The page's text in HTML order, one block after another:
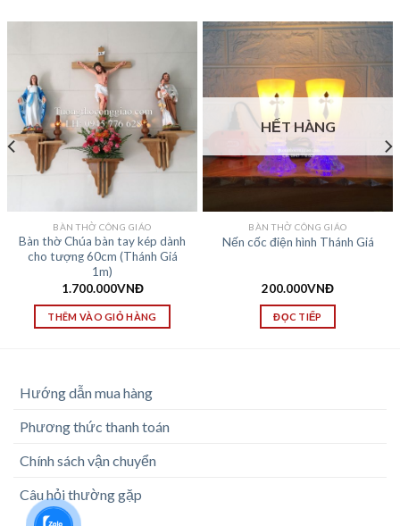
BÀN THỜ CÔNG GIÁO
Bàn thờ Chúa bàn tay kép dành
cho tượng 60cm (Thánh Giá
1m)
1.700.000VNĐ
THÊM VÀO GIỎ HÀNG
HẾT HÀNG
BÀN THỜ CÔNG GIÁO
Nến cốc điện hình Thánh Giá
200.000VNĐ
ĐỌC TIẾP
Hướng dẫn mua hàng
Phương thức thanh toán
Chính sách vận chuyển
Câu hỏi thường gặp